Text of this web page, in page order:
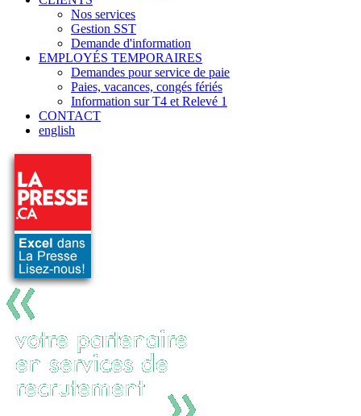
Nos services
Gestion SST
Demande d'information
EMPLOYÉS TEMPORAIRES
Demandes pour service de paie
Paies, vacances, congés fériés
Information sur T4 et Relevé 1
CONTACT
english